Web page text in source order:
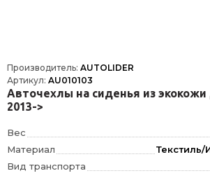
Производитель: AUTOLIDER
Артикул: AU010103
Авточехлы на сиденья из экокожи
2013->
Вес
Материал
Текстиль/
Вид транспорта